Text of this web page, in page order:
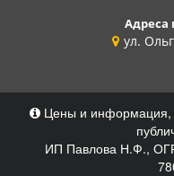
Адреса
ул.
Цены и информация,
ИП Павлова Н.Ф.,